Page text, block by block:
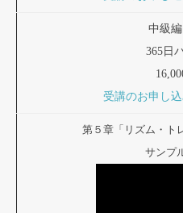
中級
365日
受講のお申し込
第５章「リズム・ト
サンプ